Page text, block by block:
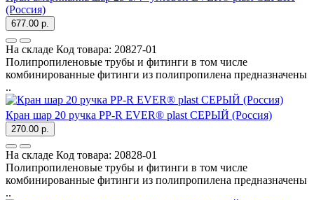
(Россия)
677.00 р.
На складе Код товара: 20827-01
Полипропиленовые трубы и фитинги в том числе
комбинированные фитинги из полипропилена предназначены
..
Кран шар 20 ручка PP-R EVER® plast СЕРЫЙ (Россия)
270.00 р.
На складе Код товара: 20828-01
Полипропиленовые трубы и фитинги в том числе
комбинированные фитинги из полипропилена предназначены
..